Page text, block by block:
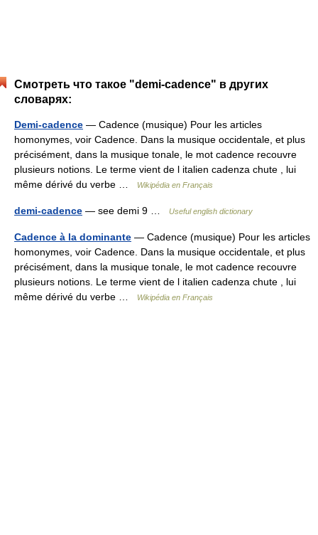
Смотреть что такое "demi-cadence" в других
словарях:
Demi-cadence — Cadence (musique) Pour les articles
homonymes, voir Cadence. Dans la musique occidentale, et plus
précisément, dans la musique tonale, le mot cadence recouvre
plusieurs notions. Le terme vient de l italien cadenza chute , lui
même dérivé du verbe …
Wikipédia en Français
demi-cadence — see demi 9 … Useful english dictionary
Cadence à la dominante — Cadence (musique) Pour les articles
homonymes, voir Cadence. Dans la musique occidentale, et plus
précisément, dans la musique tonale, le mot cadence recouvre
plusieurs notions. Le terme vient de l italien cadenza chute , lui
même dérivé du verbe …
Wikipédia en Français